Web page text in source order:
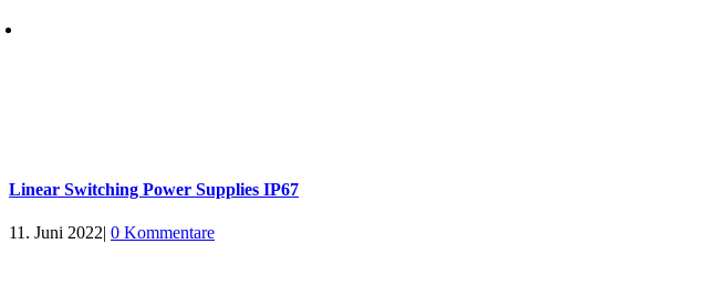
Linear Switching Power Supplies IP67
11. Juni 2022| 0 Kommentare